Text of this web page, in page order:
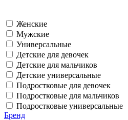
Женские
Мужские
Универсальные
Детские для девочек
Детские для мальчиков
Детские универсальные
Подростковые для девочек
Подростковые для мальчиков
Подростковые универсальные
Бренд